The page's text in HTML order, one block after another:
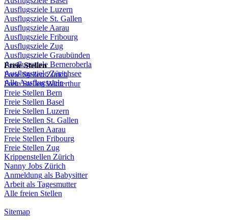
Ausflugsziele Luzern
Ausflugsziele St. Gallen
Ausflugsziele Aarau
Ausflugsziele Fribourg
Ausflugsziele Zug
Ausflugsziele Graubünden
Ausflugsziele Berneroberla
Ausflugsziele Zürichsee
Alle Ausflugsziele
Freie Stellen
Freie Stellen Zürich
Freie StellenWinterthur
Freie Stellen Bern
Freie Stellen Basel
Freie Stellen Luzern
Freie Stellen St. Gallen
Freie Stellen Aarau
Freie Stellen Fribourg
Freie Stellen Zug
Krippenstellen Zürich
Nanny Jobs Zürich
Anmeldung als Babysitter
Arbeit als Tagesmutter
Alle freien Stellen
Sitemap